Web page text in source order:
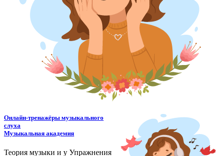
Онлайн-тренажёры музыкального
слуха
Музыкальная академия
Теория музыки и у Упражнения